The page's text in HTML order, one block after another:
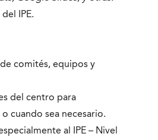
IPE.
comités, equipos y
del centro para
cuando sea necesario.
al IPE – Nivel